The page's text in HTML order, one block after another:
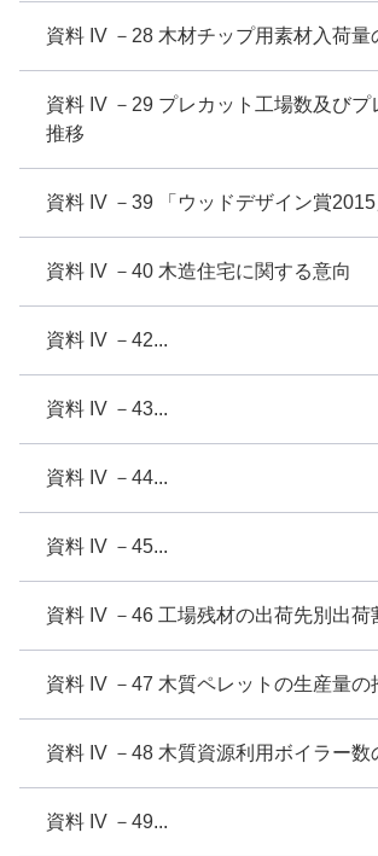
資料 IV －28 木材チップ用素材入荷量
資料 IV －29 プレカット工場数及びプ
推移
資料 IV －39 「ウッドデザイン賞
資料 IV －40 木造住宅に関する意向
資料 IV －42...
資料 IV －43...
資料 IV －44...
資料 IV －45...
資料 IV －46 工場残材の出荷先別出荷
資料 IV －47 木質ペレットの生産量の
資料 IV －48 木質資源利用ボイラー数
資料 IV －49...